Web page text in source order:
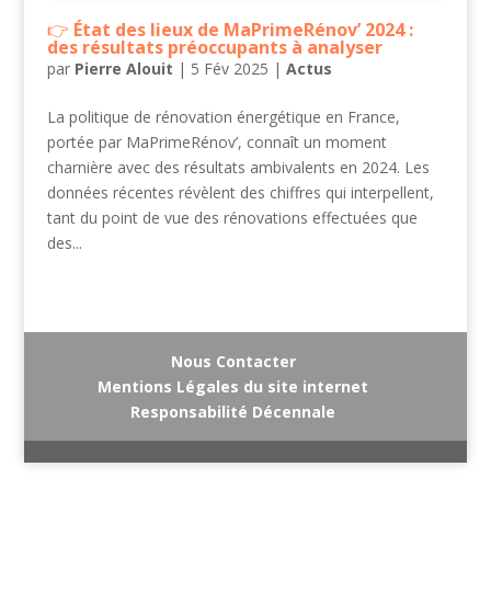
État des lieux de MaPrimeRénov’ 2024 :
des résultats préoccupants à analyser
par Pierre Alouit | 5 Fév 2025 | Actus
La politique de rénovation énergétique en France,
portée par MaPrimeRénov’, connaît un moment
charnière avec des résultats ambivalents en 2024. Les
données récentes révèlent des chiffres qui interpellent,
tant du point de vue des rénovations effectuées que
des...
Nous Contacter
Mentions Légales du site internet
Responsabilité Décennale